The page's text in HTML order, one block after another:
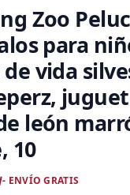
Zoo
para
vida
león
10
- ENVÍO GRATIS